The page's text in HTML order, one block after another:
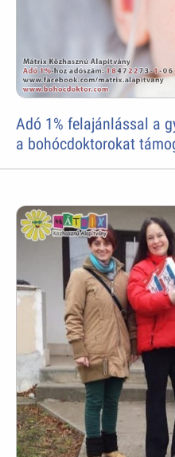
Adó 1% felajánlással a
a bohócdoktorokat